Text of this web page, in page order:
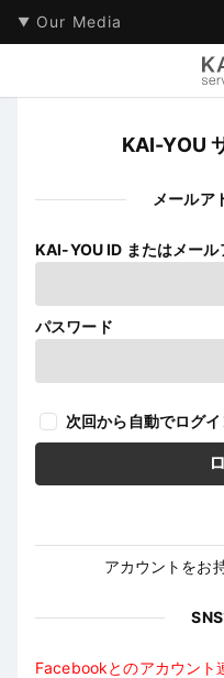
Our Media
KAI-YOU
メールア
KAI-YOU ID またはメール
パスワード
次回から自動でログ
アカウントをお
Facebookとのアカウント